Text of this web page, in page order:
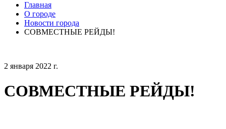
Главная
О городе
Новости города
СОВМЕСТНЫЕ РЕЙДЫ!
2 января 2022 г.
СОВМЕСТНЫЕ РЕЙДЫ!